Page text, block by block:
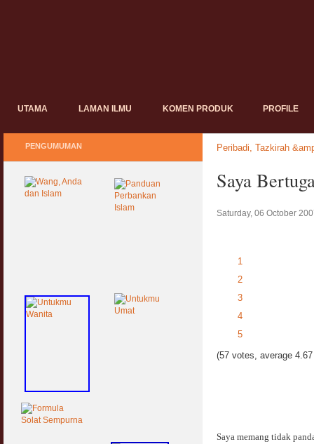
UTAMA LAMAN ILMU KOMEN PRODUK PROFILE
Peribadi, Tazkirah
Saya
Saturday, 06 October
1
2
3
4
5
(57 votes, average
Saya memang tidak
PENGUMUMAN